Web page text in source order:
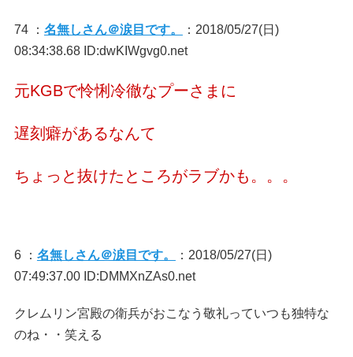
74 ： 名無しさん＠涙目です。
：2018/05/27(日)
08:34:38.68 ID:dwKIWgvg0.net
元KGBで怜悧冷徹なプーさまに
遅刻癖があるなんて
ちょっと抜けたところがラブかも。。。
6 ： 名無しさん＠涙目です。
：2018/05/27(日)
07:49:37.00 ID:DMMXnZAs0.net
クレムリン宮殿の衛兵がおこなう敬礼っていつも独特な
のね・・笑える